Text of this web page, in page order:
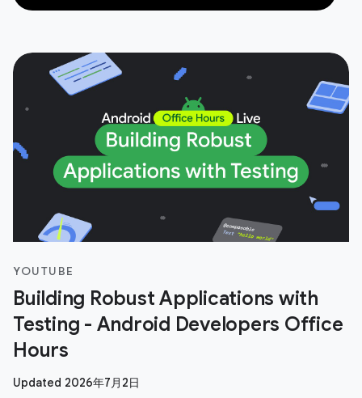
YOUTUBE
Building Robust Applications with
Testing - Android Developers Office
Hours
Updated 2026年7月2日